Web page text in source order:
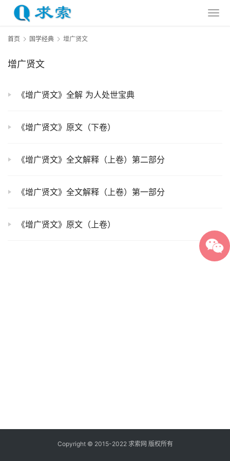
首页 国学经典 增广贤文
增广贤文
《增广贤文》全解 为人处世宝典
《增广贤文》原文（下卷）
《增广贤文》全文解释（上卷）第二部分
《增广贤文》全文解释（上卷）第一部分
《增广贤文》原文（上卷）
Copyright © 2015-2022 求索网 版权所有